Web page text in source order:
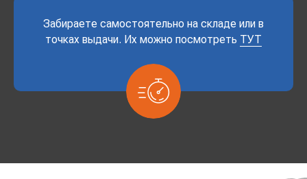
Забираете самостоятельно на складе или в
точках выдачи. Их можно посмотреть ТУТ